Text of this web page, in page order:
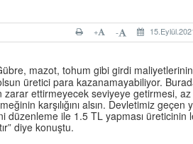
-
+
mazot, tohum gibi girdi
üretici para kazanamayabiliyor.
ettirmeyecek seviyeye getirmesi, az
karşılığını alsın. Devletimiz
düzenleme ile 1.5 TL yapması
diye konuştu.